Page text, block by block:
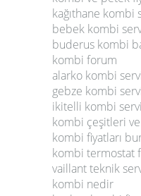
kağıthane kombi
bebek kombi
buderus kombi
kombi forum
alarko kombi
gebze kombi
ikitelli kombi
kombi çeşitleri ve
kombi fiyatları
kombi termostat
vaillant teknik
kombi nedir